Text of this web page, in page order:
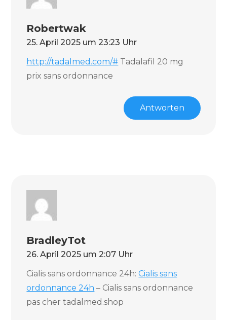
Robertwak
25. April 2025 um 23:23 Uhr
http://tadalmed.com/# Tadalafil 20 mg
prix sans ordonnance
Antworten
BradleyTot
26. April 2025 um 2:07 Uhr
Cialis sans ordonnance 24h:Cialis sans
ordonnance 24h – Cialis sans ordonnance
pas cher tadalmed.shop